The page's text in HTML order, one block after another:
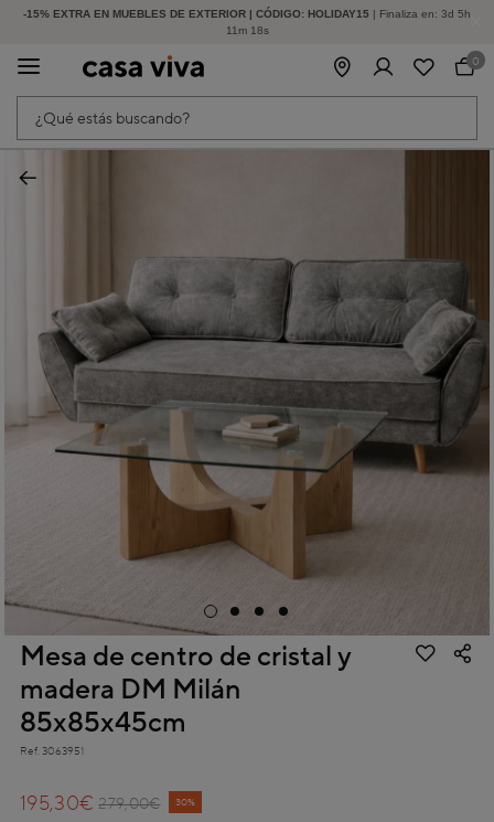
-15% EXTRA EN MUEBLES DE EXTERIOR | CÓDIGO: HOLIDAY15 | Finaliza en: 3d 5h
11m 18s
HASTA -60% DE DESCUENTO | SEGUNDAS REBAJAS
¿Qué estás buscando?
0
Mesa de centro de cristal y
madera DM Milán
85x85x45cm
Ref. 3063951
Price reduced from
279,00€
to 30%
195,30€